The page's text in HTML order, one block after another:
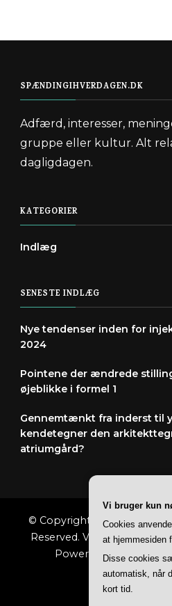
SPÆNDINGIHVERDAGEN.DK
Adfærd, interesser,
gruppe eller kultur. Alt
dagligdagen.
KATEGORIER
Indlæg
SENESTE INDLÆG
Nye tendenser inden for
2024
Pointene der ændrede
øjeblikke i formel 1
Gennemtænkt fra inderst til
kendetegner den
atriumgård?
© Copyright 2026
Reserved. Vilva |
Powered by
Vi bruger kun
Cookies
at hjemmesiden
Disse cookies
automatisk, når
kort tid.